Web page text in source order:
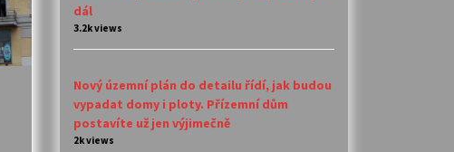
dál
3.2k views
Nový územní plán do detailu řídí, jak budou
vypadat domy i ploty. Přízemní dům
postavíte už jen výjimečně
2k views